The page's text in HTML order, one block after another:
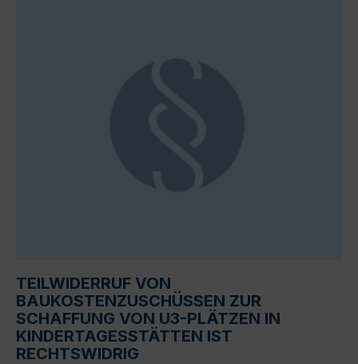
TEILWIDERRUF VON
BAUKOSTENZUSCHÜSSEN ZUR
SCHAFFUNG VON U3-PLÄTZEN IN
KINDERTAGESSTÄTTEN IST
RECHTSWIDRIG